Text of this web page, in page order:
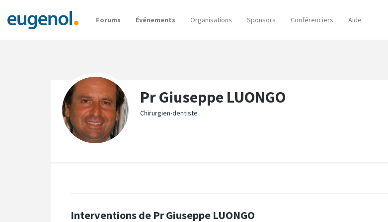
Forums Événements Organisations Sponsors Conférenciers Aide
Pr Giuseppe LUONGO
Chirurgien-dentiste
Interventions de Pr Giuseppe LUONGO